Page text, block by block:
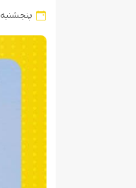
پنجشنبه ۲۵ آذر ۱۴۰۰ - ۱۴:۲۱